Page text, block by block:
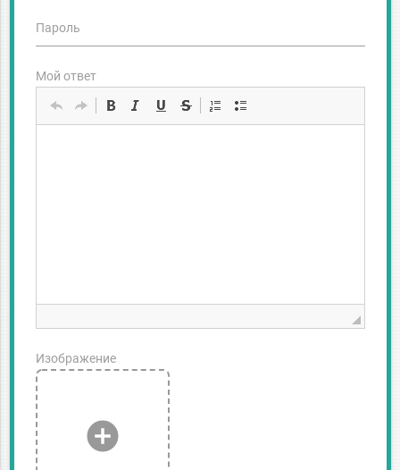
Пароль
Мой ответ
add_circle
Изображение